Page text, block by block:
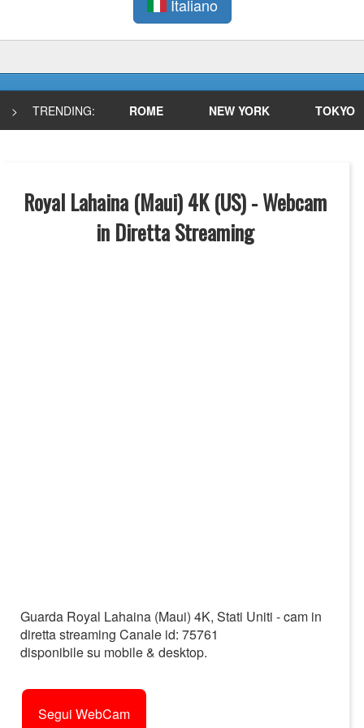
Italiano
> TRENDING: ROME NEW YORK TOKYO
Royal Lahaina (Maui) 4K (US) - Webcam
in Diretta Streaming
Guarda Royal Lahaina (Maui) 4K, Stati Uniti - cam in
diretta streaming Canale id: 75761
disponibile su mobile & desktop.